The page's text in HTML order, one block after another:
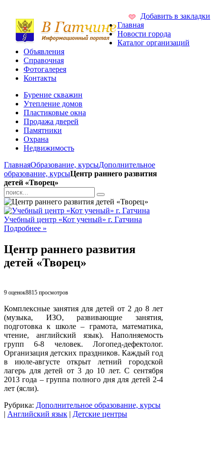
Добавить в закладки
Главная
Новости города
Каталог организаций
Объявления
Справочная
Фотогалерея
Контакты
Бурение скважин
Утепление домов
Пластиковые окна
Продажа дверей
Памятники
Охрана
Недвижимость
ГлавнаяОбразование, курсыДополнительное
образование, курсыЦентр раннего развития
детей «Творец»
Учебный центр «Кот ученый» г. Гатчина
Подробнее »
Центр раннего развития
детей «Творец»
9 оценок8815 просмотров
Комплексные занятия для детей от 2 до 8 лет
(музыка, ИЗО, развивающие занятия,
подготовка к школе – грамота, математика,
чтение, английский язык). Наполняемость
групп 6-8 человек. Логопед-дефектолог.
Организация детских праздников. Каждый год
в июле-августе открыт летний городской
лагерь для детей от 3 до 10 лет. С сентября
2013 года – группа полного дня для детей 2-4
лет (ясли).
Рубрика: Дополнительное образование, курсы
| Английский язык | Детские центры